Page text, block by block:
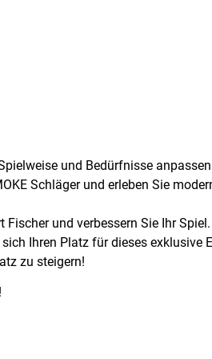
und Bedürfnisse
Schläger und erleben Sie
Fischer und verbessern Sie Ihr Spiel.
Ihren Platz für dieses exklusive
zu steigern!